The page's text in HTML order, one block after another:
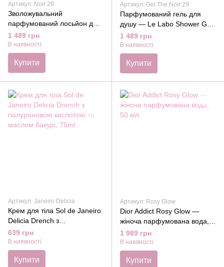
Артикул: Noir 29
Зволожувальний
парфумований лосьйон для
тіла Le Labo Thé Noir 29
Body Lotion, 237мл
1 489 грн
В наявності
Купити
Артикул: Gel The Noir 29
Парфумований гель для
душу — Le Labo Shower Gel
The Noir 29, 237ml
1 489 грн
В наявності
Купити
Артикул: Janeiro Delicia
Крем для тіла Sol de Janeiro
Delicia Drench з
гіалуроновою кислотою та
маслом бакурі, 75ml
639 грн
В наявності
Купити
Артикул: Rosy Glow
Dior Addict Rosy Glow —
жіноча парфумована вода,
50 мл
1 989 грн
В наявності
Купити